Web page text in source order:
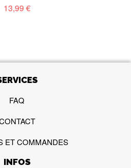
13,99 €
FAQ
ET COMMANDES
INFOS